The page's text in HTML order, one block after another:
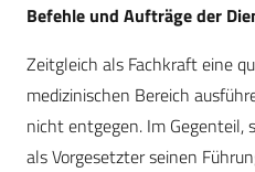
Befehle und Aufträge der
Zeitgleich als Fachkraft eine
medizinischen Bereich
nicht entgegen. Im Gegenteil,
als Vorgesetzter seinen